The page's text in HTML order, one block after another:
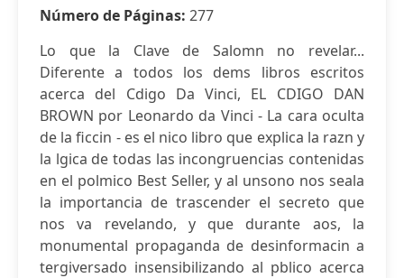
Número de Páginas: 277
Lo que la Clave de Salomn no revelar...
Diferente a todos los dems libros escritos
acerca del Cdigo Da Vinci, EL CDIGO DAN
BROWN por Leonardo da Vinci - La cara oculta
de la ficcin - es el nico libro que explica la razn y
la lgica de todas las incongruencias contenidas
en el polmico Best Seller, y al unsono nos seala
la importancia de trascender el secreto que
nos va revelando, y que durante aos, la
monumental propaganda de desinformacin a
tergiversado insensibilizando al pblico acerca